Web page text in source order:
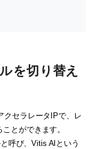
を切り替え
クセラレータIPで、レ
とができます。
呼び、Vitis AIという